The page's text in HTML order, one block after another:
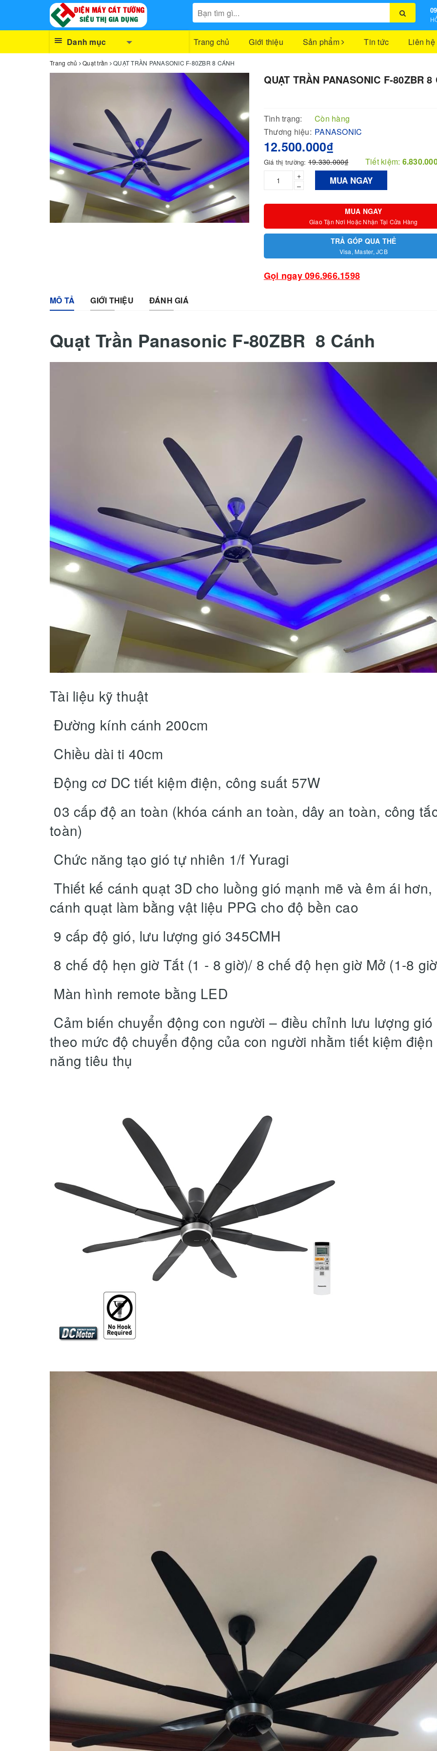
Danh mục Trang chủ Giới thiệu Sản phẩm Tin tức Liên hệ
Trang chủ Quạt trần QUẠT TRẦN PANASONIC F‑80ZBR 8 CÁNH
QUẠT TRẦN PANASONIC F‑80ZBR 8
Tình trạng:
Còn hàng
Thương hiệu: PANASONIC
12.500.000₫
Giá thị trường:19.330.000₫ Tiết kiệm:
+
–
MUA NGAY
MUA NGAY
Giao Tận Nơi Hoặc Nhận Tại Cửa Hàng
TRẢ GÓP QUA THẺ
Visa, Master, JCB
Gọi ngay 096.966.1598
MÔ TẢ GIỚI THIỆU ĐÁNH GIÁ
Quạt Trần Panasonic F‑80ZBR 8 Cánh
Tài liệu kỹ thuật
Đường kính cánh 200cm
Chiều dài ti 40cm
Động cơ DC tiết kiệm điện, công suất 57W
03 cấp độ an toàn (khóa cánh an toàn, dây an toàn, công
toàn)
Chức năng tạo gió tự nhiên 1/f Yuragi
Thiết kế cánh quạt 3D cho luồng gió mạnh mẽ và êm ái hơn,
cánh quạt làm bằng vật liệu PPG cho độ bền cao
9 cấp độ gió, lưu lượng gió 345CMH
8 chế độ hẹn giờ Tắt (1 - 8 giờ)/ 8 chế độ hẹn giờ Mở (1-8
Màn hình remote bằng LED
Cảm biến chuyển động con người – điều chỉnh lưu lượng gió
theo mức độ chuyển động của con người nhằm tiết kiệm điện
năng tiêu thụ